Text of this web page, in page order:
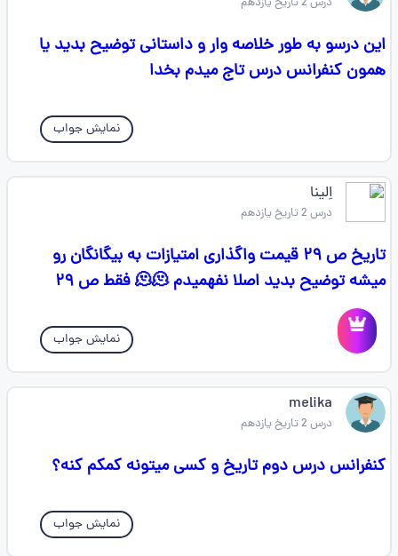
این درسو به طور خلاصه وار و داستانی توضیح بدید یا
همون کنفرانس درس تاج میدم بخدا
نمایش جواب
اِلینا
درس 2 تاریخ یازدهم
تاریخ ص ۲۹ قیمت واگذاری امتیازات به بیگانگان رو
میشه توضیح بدید اصلا نفهمیدم 🫠🫠 فقط ص ۲۹
نمایش جواب
melika
درس 2 تاریخ یازدهم
کنفرانس درس دوم تاریخ و کسی میتونه کمکم کنه؟
نمایش جواب